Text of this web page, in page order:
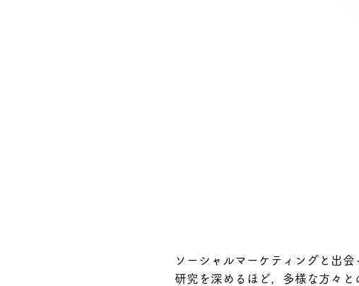
ソーシャルマーケティングと出会
研究を深めるほど，多様な方々